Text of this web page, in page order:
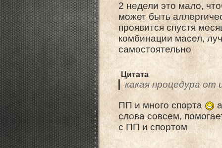
2 недели это мало,
может быть
проявится спустя
комбинации масел,
самостоятельно
Цитата
какая процедура
ПП и много спорта
слова совсем,
с ПП и спортом